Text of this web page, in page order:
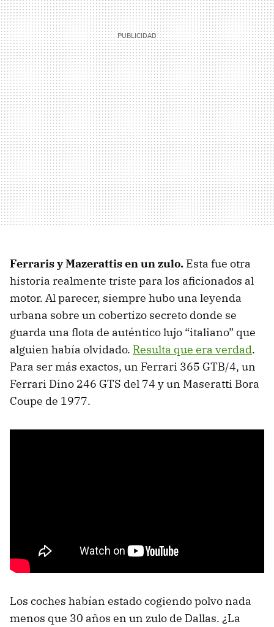
Ferraris y Mazerattis en un zulo. Esta fue otra
historia realmente triste para los aficionados al
motor. Al parecer, siempre hubo una leyenda
urbana sobre un cobertizo secreto donde se
guarda una flota de auténtico lujo “italiano” que
alguien había olvidado. Resulta que era verdad.
Para ser más exactos, un Ferrari 365 GTB/4, un
Ferrari Dino 246 GTS del 74 y un Maseratti Bora
Coupe de 1977.
Los coches habían estado cogiendo polvo nada
menos que 30 años en un zulo de Dallas. ¿La